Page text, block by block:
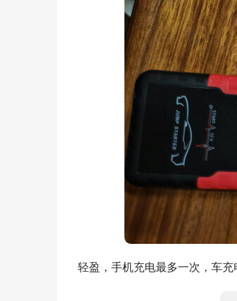
轻盈，手机充电最多一次，车充